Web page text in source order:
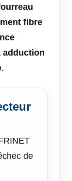
fibre
adduction
.
de